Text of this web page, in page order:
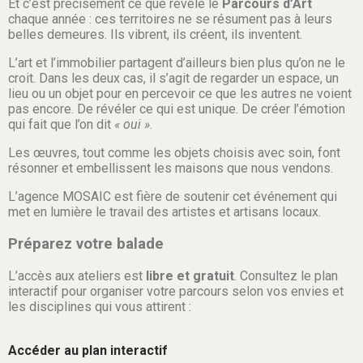
Et c’est précisément ce que révèle le Parcours d’Art
chaque année : ces territoires ne se résument pas à leurs
belles demeures. Ils vibrent, ils créent, ils inventent.
L’art et l’immobilier partagent d’ailleurs bien plus qu’on ne le
croit. Dans les deux cas, il s’agit de regarder un espace, un
lieu ou un objet pour en percevoir ce que les autres ne voient
pas encore. De révéler ce qui est unique. De créer l’émotion
qui fait que l’on dit « oui ».
Les œuvres, tout comme les objets choisis avec soin, font
résonner et embellissent les maisons que nous vendons.
L’agence MOSAIC est fière de soutenir cet événement qui
met en lumière le travail des artistes et artisans locaux.
Préparez votre balade
L’accès aux ateliers est libre et gratuit . Consultez le plan
interactif pour organiser votre parcours selon vos envies et
les disciplines qui vous attirent :
Accéder au plan interactif